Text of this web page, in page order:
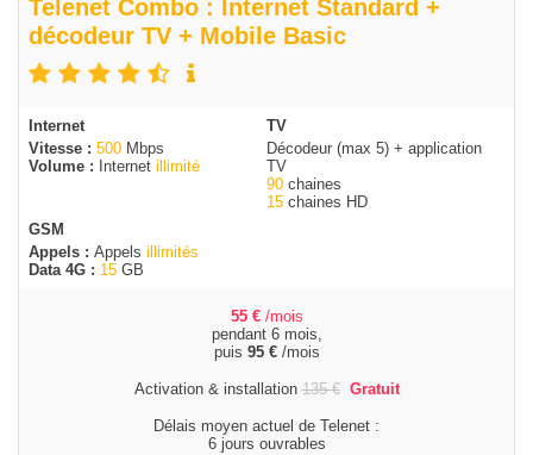
Telenet Combo : Internet Standard +
décodeur TV + Mobile Basic
Internet
Vitesse : 500 Mbps
Volume :
Internet illimité
TV
Décodeur (max 5) + application
TV
90 chaines
15 chaines HD
GSM
Appels : Appels illimités
Data 4G : 15 GB
55 € /mois
pendant 6 mois,
puis 95 €/mois
Activation & installation135€ Gratuit
Délais moyen actuel de Telenet :
6 jours ouvrables